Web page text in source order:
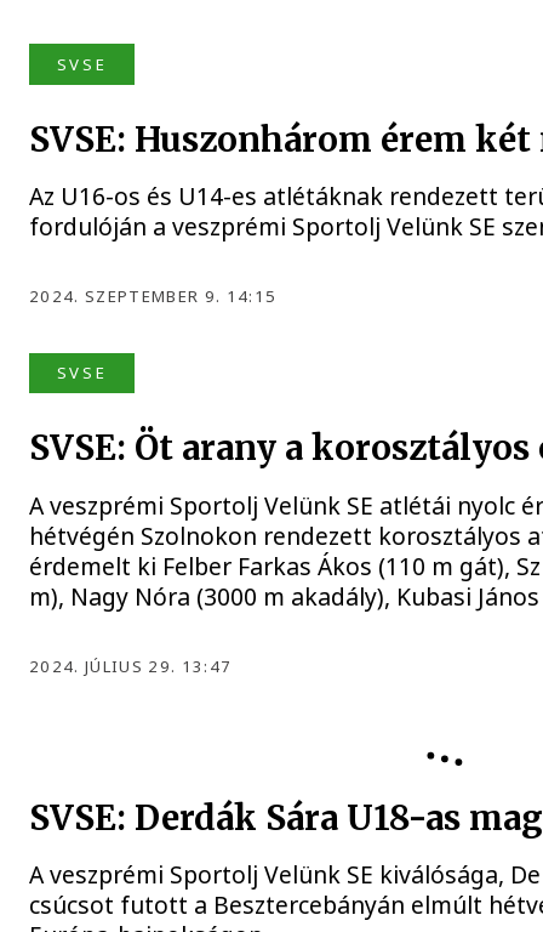
SVSE
SVSE: Huszonhárom érem
Az U16-os és U14-es atlétáknak rendezett
fordulóján a veszprémi Sportolj Velünk SE
2024. SZEPTEMBER 9. 14:15
SVSE
SVSE: Öt arany a
A veszprémi Sportolj Velünk SE atlétái nyolc
hétvégén Szolnokon rendezett korosztályos
érdemelt ki Felber Farkas Ákos (110 m gát),
m), Nagy Nóra (3000 m akadály), Kubasi
2024. JÚLIUS 29. 13:47
SVSE: Derdák Sára U18-as
A veszprémi Sportolj Velünk SE kiválósága,
csúcsot futott a Besztercebányán elmúlt